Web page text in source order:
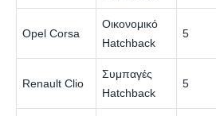
Opel Corsa
Οικονομικό
Hatchback
5
Renault Clio
Συμπαγές
Hatchback
5